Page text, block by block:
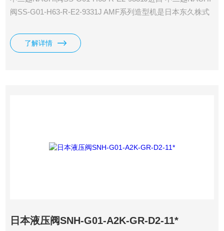
阀SS-G01-H63-R-E2-9331J AMF系列造型机是日本东久株式
模板脱箱射压造型机，将垂直射砂和水平分型*地结合在一
起。它依托丰田企业的雄厚实力，
了解详情
日本液压阀SNH-G01-A2K-GR-D2-11*